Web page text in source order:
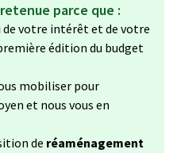
parce que :
de votre intérêt et de votre
édition du budget
mobiliser pour
et nous vous en
de réaménagement